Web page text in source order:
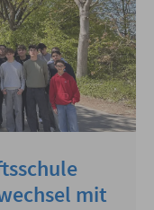
mit